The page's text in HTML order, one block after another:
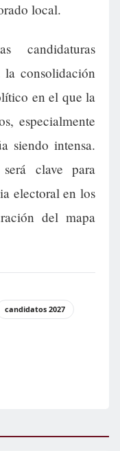
local.
consolidación
en el que la
especialmente
siendo intensa.
clave para
electoral en los
del mapa
candidatos 2027